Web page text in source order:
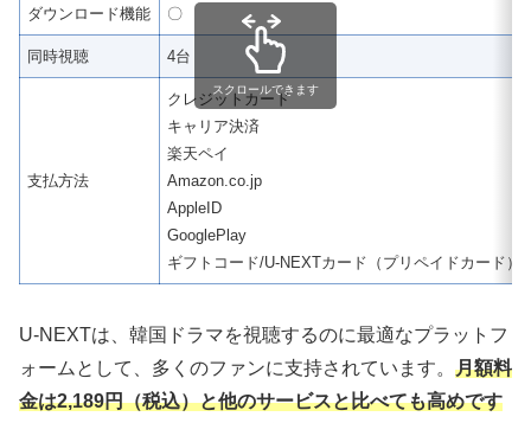
ダウンロード機能 〇
同時視聴 4台
支払方法
クレジットカード
キャリア決済
楽天ペイ
Amazon.co.jp
AppleID
GooglePlay
ギフトコード/U-NEXTカード（プリペイドカード）
スクロールできます
U-NEXTは、韓国ドラマを視聴するのに最適なプラットフ
ォームとして、多くのファンに支持されています。 月額料
金は2,189円（税込）と他のサービスと比べても高めです